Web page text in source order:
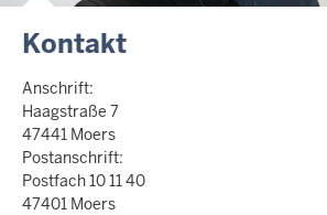
Kontakt
Anschrift:
Haagstraße 7
47441 Moers
Postanschrift:
Postfach 10 11 40
47401 Moers